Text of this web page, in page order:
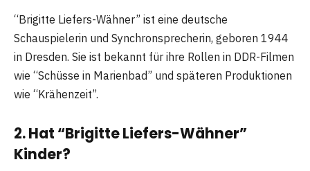
“Brigitte Liefers-Wähner” ist eine deutsche
Schauspielerin und Synchronsprecherin, geboren 1944
in Dresden. Sie ist bekannt für ihre Rollen in DDR-Filmen
wie “Schüsse in Marienbad” und späteren Produktionen
wie “Krähenzeit”.
2. Hat “Brigitte Liefers-Wähner”
Kinder?